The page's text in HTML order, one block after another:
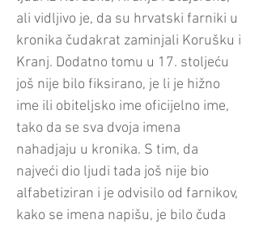
ali vidljivo je, da su hrvatski farniki u
kronika čudakrat zaminjali Korušku i
Kranj. Dodatno tomu u 17. stoljeću
još nije bilo fiksirano, je li je hižno
ime ili obiteljsko ime oficijelno ime,
tako da se sva dvoja imena
nahadjaju u kronika. S tim, da
najveći dio ljudi tada još nije bio
alfabetiziran i je odvisilo od farnikov,
kako se imena napišu, je bilo čuda